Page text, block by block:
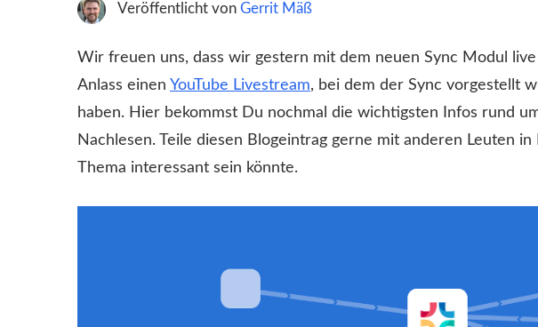
Veröffentlicht von Gerrit Mäß
Wir freuen uns, dass wir gestern mit dem neuen Sync Modul
Anlass einen YouTube Livestream, bei dem der Sync vorgestellt
haben. Hier bekommst Du nochmal die wichtigsten Infos rund
Nachlesen. Teile diesen Blogeintrag gerne mit anderen Leuten
Thema interessant sein könnte.